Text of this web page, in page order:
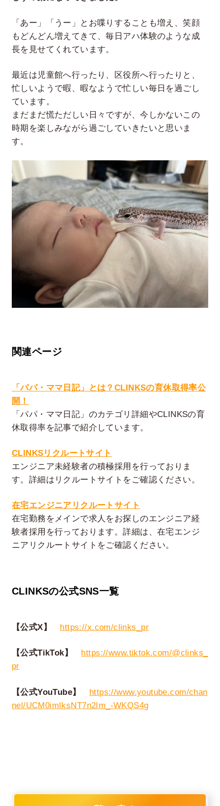
「あー」「うー」とお喋りすることも増え、笑顔
もどんどん増えてきて、毎日アハ体験のような成
長を見せてくれています。
最近は児童館へ行ったり、区役所へ行ったりと、
忙しいようで暇、暇なようで忙しい毎日を過ごし
ています。
まだまだ慌ただしい日々ですが、今しかないこの
時期を楽しみながら過ごしていきたいと思いま
す。
関連ページ
「パパ・ママ日記」とは？CLINKSの育休取得率公
開！
「パパ・ママ日記」のカテゴリ詳細やCLINKSの育
休取得率を記事で紹介しています。
CLINKSリクルートサイト
エンジニア未経験者の積極採用を行っておりま
す。詳細はリクルートサイトをご確認ください。
在宅エンジニアリクルートサイト
在宅勤務をメインで求人をお探しのエンジニア経
験者採用を行っております。詳細は、在宅エンジ
ニアリクルートサイトをご確認ください。
CLINKSの公式SNS一覧
【公式X】 https://x.com/clinks_pr
【公式TikTok】
https://www.tiktok.com/@clinks_
pr
【公式YouTube】
https://www.youtube.com/chan
nel/UCM0imIksNT7n2Im_-WKQS4g